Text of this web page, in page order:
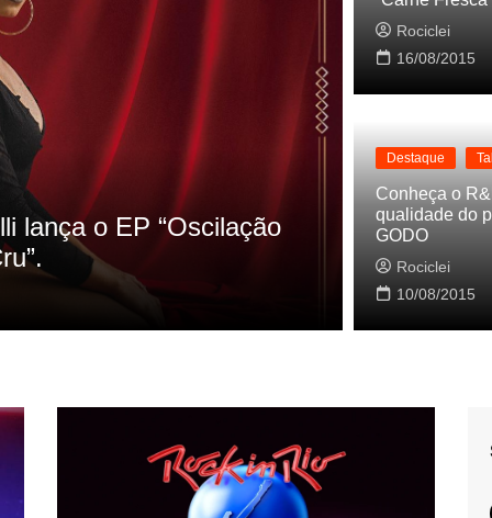
referencias do clipe de
Destaque
Cynthia
Baleiro
Rociclei
Rociclei
16/08/2015
Destaque
Conheça o
qualidade do
GODO
Rociclei
10/08/2015